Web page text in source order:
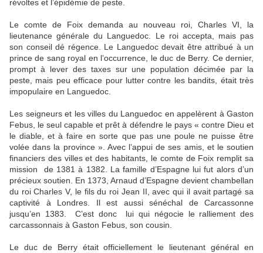
révoltes et l’épidémie de peste.
Le comte de Foix demanda au nouveau roi, Charles VI, la
lieutenance générale du Languedoc. Le roi accepta, mais pas
son conseil dé régence. Le Languedoc devait être attribué à un
prince de sang royal en l’occurrence, le duc de Berry. Ce dernier,
prompt à lever des taxes sur une population décimée par la
peste, mais peu efficace pour lutter contre les bandits, était très
impopulaire en Languedoc.
Les seigneurs et les villes du Languedoc en appelèrent à Gaston
Febus, le seul capable et prêt à défendre le pays « contre Dieu et
le diable, et à faire en sorte que pas une poule ne puisse être
volée dans la province ». Avec l’appui de ses amis, et le soutien
financiers des villes et des habitants, le comte de Foix remplit sa
mission de 1381 à 1382. La famille d’Espagne lui fut alors d’un
précieux soutien. En 1373, Arnaud d’Espagne devient chambellan
du roi Charles V, le fils du roi Jean II, avec qui il avait partagé sa
captivité à Londres. Il est aussi sénéchal de Carcassonne
jusqu’en 1383. C’est donc lui qui négocie le ralliement des
carcassonnais à Gaston Febus, son cousin.
Le duc de Berry était officiellement le lieutenant général en